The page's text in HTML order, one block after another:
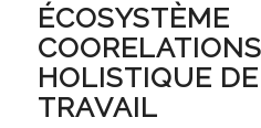
ÉCOSYSTÈME
HOLISTIQUE
TRAVAIL